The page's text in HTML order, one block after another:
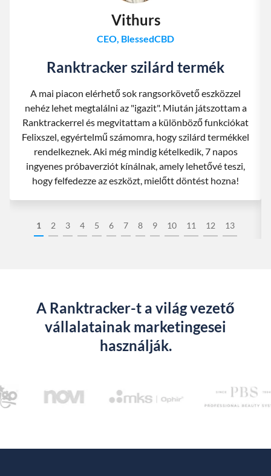
1 2 3 4 5 6 7 8 9 10 11 12 13
Vithurs
CEO, BlessedCBD
Ranktracker szilárd termék
A mai piacon elérhető sok rangsorkövető eszközzel
nehéz lehet megtalálni az "igazit". Miután játszottam a
Ranktrackerrel és megvitattam a különböző funkciókat
Felixszel, egyértelmű számomra, hogy szilárd termékkel
rendelkeznek. Aki még mindig kételkedik, 7 napos
ingyenes próbaverziót kínálnak, amely lehetővé teszi,
hogy felfedezze az eszközt, mielőtt döntést hozna!
A Ranktracker-t a világ vezető
vállalatainak marketingesei
használják.